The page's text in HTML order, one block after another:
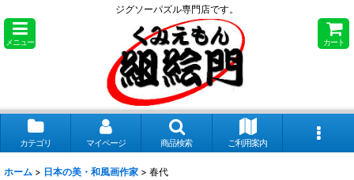
ジグソーパズル専門店です。
メニュー カート
カテゴリ マイページ 商品検索 ご利用案内
ホーム > 日本の美・和風画作家 > 春代